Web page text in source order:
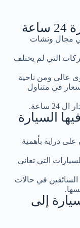
مجال ونشات
التي لم يختلف
عالي ومن ناحية
في متناول
ساعة.
السيارة
دراية بأهمية
التي تعاني
السائقين في حالات
إلى